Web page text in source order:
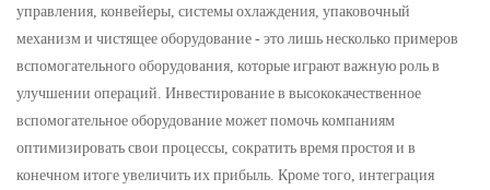
управления, конвейеры, системы охлаждения, упаковочный
механизм и чистящее оборудование - это лишь несколько примеров
вспомогательного оборудования, которые играют важную роль в
улучшении операций. Инвестирование в высококачественное
вспомогательное оборудование может помочь компаниям
оптимизировать свои процессы, сократить время простоя и в
конечном итоге увеличить их прибыль. Кроме того, интеграция